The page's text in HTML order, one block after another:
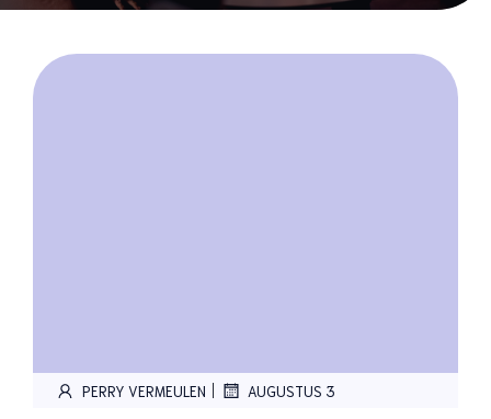
PERRY VERMEULEN | AUGUSTUS 3